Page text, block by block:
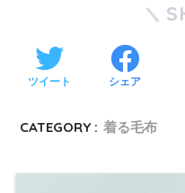
ツイート シェア
CATEGORY : 着る毛布